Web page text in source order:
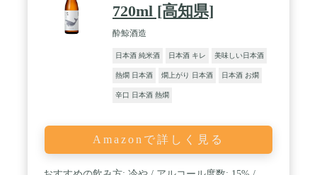
720ml [高知県]
酔鯨酒造
日本酒 純米酒 日本酒 キレ 美味しい日本酒
熱燗 日本酒 燗上がり 日本酒 日本酒 お燗
辛口 日本酒 熱燗
Amazonで詳しく見る